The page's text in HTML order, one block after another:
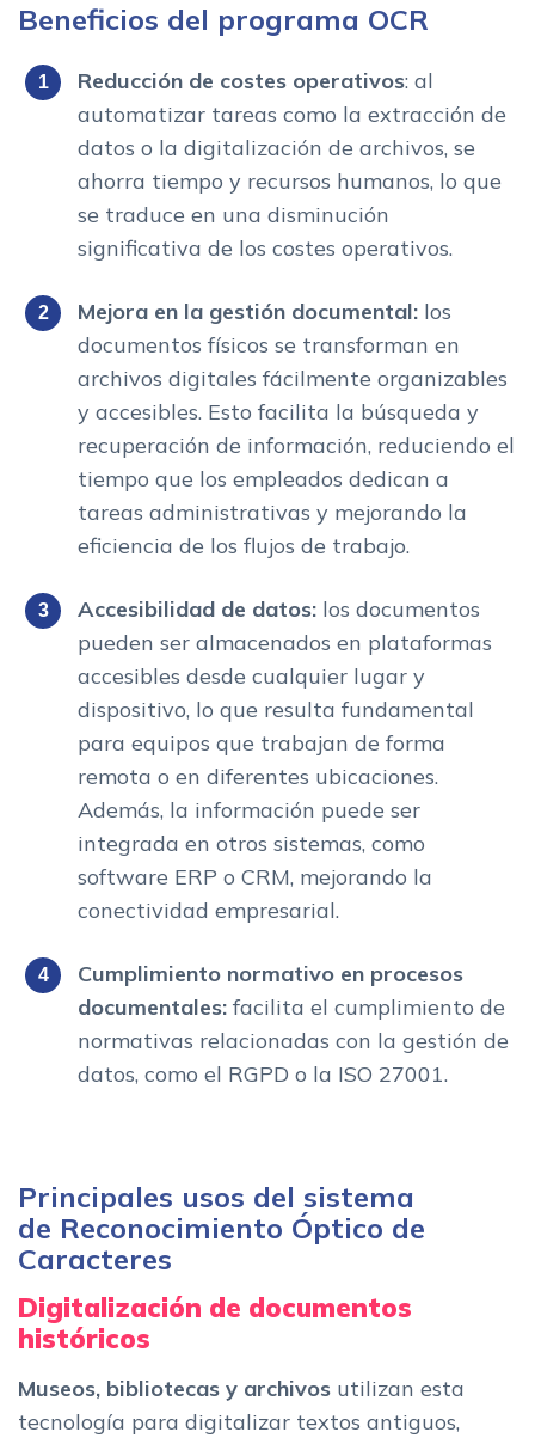
Beneficios del programa OCR
Reducción de costes operativos: al
automatizar tareas como la extracción de
datos o la digitalización de archivos, se
ahorra tiempo y recursos humanos, lo que
se traduce en una disminución
significativa de los costes operativos.
Mejora en la gestión documental: los
documentos físicos se transforman en
archivos digitales fácilmente organizables
y accesibles. Esto facilita la búsqueda y
recuperación de información, reduciendo el
tiempo que los empleados dedican a
tareas administrativas y mejorando la
eficiencia de los flujos de trabajo.
Accesibilidad de datos: los documentos
pueden ser almacenados en plataformas
accesibles desde cualquier lugar y
dispositivo, lo que resulta fundamental
para equipos que trabajan de forma
remota o en diferentes ubicaciones.
Además, la información puede ser
integrada en otros sistemas, como
software ERP o CRM, mejorando la
conectividad empresarial.
Cumplimiento normativo en procesos
documentales: facilita el cumplimiento de
normativas relacionadas con la gestión de
datos, como el RGPD o la ISO 27001.
Principales usos del sistema
de Reconocimiento Óptico de
Caracteres
Digitalización de documentos
históricos
Museos, bibliotecas y archivos utilizan esta
tecnología para digitalizar textos antiguos,